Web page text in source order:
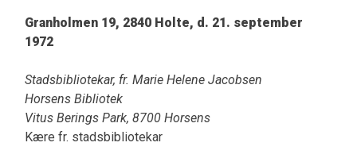
Granholmen 19, 2840 Holte, d. 21. september
1972
Stadsbibliotekar, fr. Marie Helene Jacobsen
Horsens Bibliotek
Vitus Berings Park, 8700 Horsens
Kære fr. stadsbibliotekar